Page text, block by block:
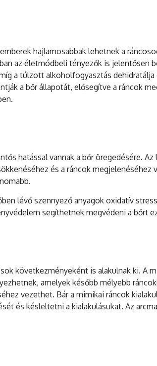
hajlamosabbak lehetnek a
az életmódbeli tényezők is jelentősen
a túlzott alkoholfogyasztás dehidratálja
a bőr állapotát, elősegítve a ráncok
hatással vannak a bőr öregedésére.
és a ráncok
lévő szennyező anyagok oxidatív
segíthetnek megvédeni a bőrt
következményeként is alakulnak ki. A
amelyek később mélyebb
vezethet. Bár a mimikai ráncok
és késleltetni a kialakulásukat. Az